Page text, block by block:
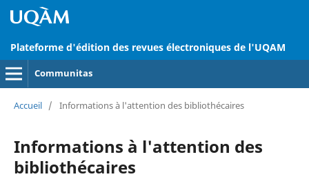
Plateforme d'édition des revues électroniques de l'UQAM
Communitas
Accueil / Informations à l'attention des bibliothécaires
Informations à l'attention des
bibliothécaires